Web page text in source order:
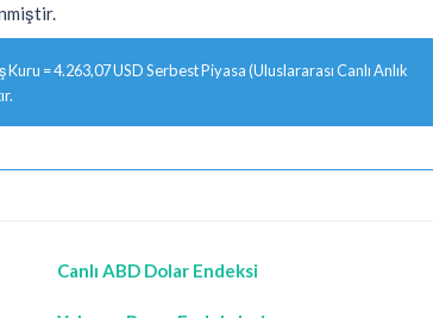
= 4.263,07 USD Serbest Piyasa (Uluslararası Canlı Anlık
Canlı ABD Dolar Endeksi